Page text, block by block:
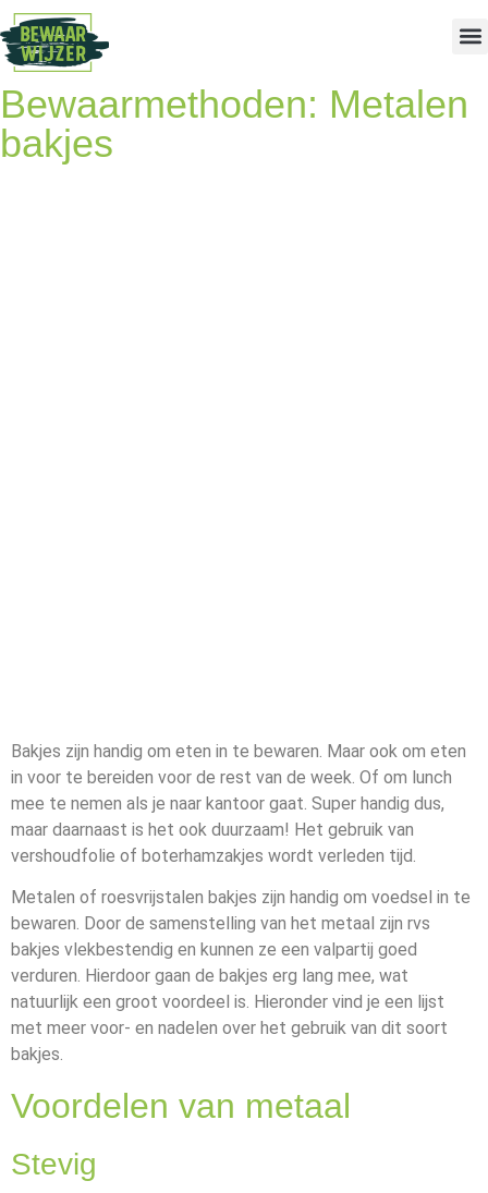
Bewaarmethoden: Metalen
bakjes
Bakjes zijn handig om eten in te bewaren. Maar ook om eten
in voor te bereiden voor de rest van de week. Of om lunch
mee te nemen als je naar kantoor gaat. Super handig dus,
maar daarnaast is het ook duurzaam! Het gebruik van
vershoudfolie of boterhamzakjes wordt verleden tijd.
Metalen of roesvrijstalen bakjes zijn handig om voedsel in te
bewaren. Door de samenstelling van het metaal zijn rvs
bakjes vlekbestendig en kunnen ze een valpartij goed
verduren. Hierdoor gaan de bakjes erg lang mee, wat
natuurlijk een groot voordeel is. Hieronder vind je een lijst
met meer voor- en nadelen over het gebruik van dit soort
bakjes.
Voordelen van metaal
Stevig